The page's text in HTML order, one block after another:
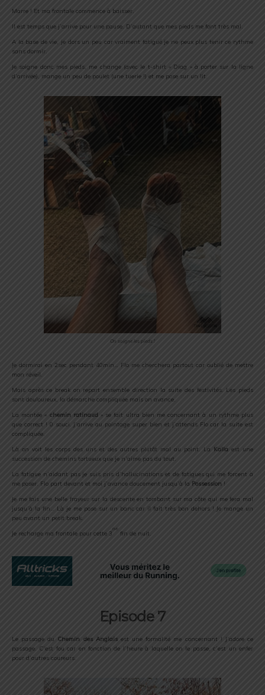
Marre ! Et ma frontale commence à baisser.
Il est temps que j’arrive pour une pause. D’autant que mes pieds me font très mal.
A la base de vie, je dors un peu car vraiment fatigué je ne peux plus tenir ce rythme
sans dormir.
Je soigne donc mes pieds, me change (avec le t-shirt « Diag » à porter sur la ligne
d’arrivée), mange un peu de poulet (une tuerie !) et me pose sur un lit.
On soigne les pieds !
Je dormirai en 2sec pendant 40min… Flo me cherchera partout car oublié de mettre
mon réveil.
Mais après ce break on repart ensemble direction la suite des festivités. Les pieds
sont douloureux, la démarche compliquée mais on avance.
La montée « chemin ratinaud» se fait ultra bien me concernant à un rythme plus
que correct ! 0 souci. J’arrive au pointage super bien et j’attends Flo car la suite est
compliquée.
Là on voit les corps des uns et des autres plutôt mal au point. La Kalla est une
succession de chemins tortueux que je n’aime pas du tout.
La fatigue n’aidant pas je suis pris d’hallucinations et de fatigues qui me forcent à
me poser. Flo part devant et moi j’avance doucement jusqu’à la Possession !
Je me fais une belle frayeur sur la descente en tombant sur ma côte qui me fera mal
jusqu’à la fin… Là je me pose sur un banc car il fait très bon dehors ! Je mange un
peu avant un petit break.
Je recharge ma frontale pour cette 3
ème
fin de nuit.
Episode 7
Le passage du Chemin des Anglaisest une formalité me concernant ! J’adore ce
passage. C’est fou car en fonction de l’heure à laquelle on le passe, c’est un enfer
pour d’autres coureurs.